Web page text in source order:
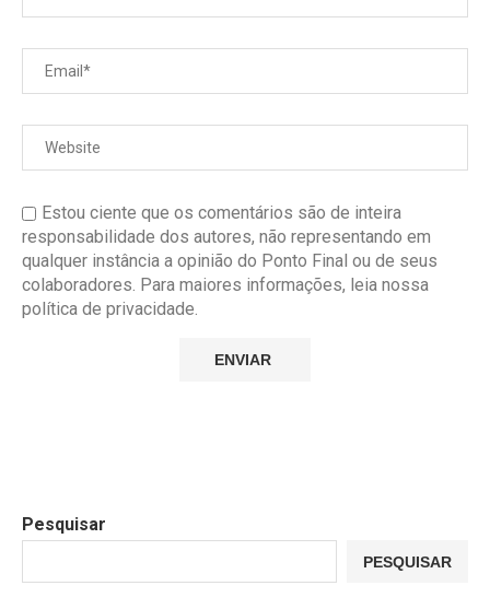
Estou ciente que os comentários são de inteira
responsabilidade dos autores, não representando em
qualquer instância a opinião do Ponto Final ou de seus
colaboradores. Para maiores informações, leia nossa
política de privacidade.
Pesquisar
PESQUISAR